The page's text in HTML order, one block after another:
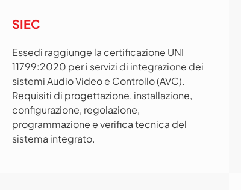
SIEC
Essedi raggiunge la certificazione UNI
11799:2020 per i servizi di integrazione dei
sistemi Audio Video e Controllo (AVC).
Requisiti di progettazione, installazione,
configurazione, regolazione,
programmazione e verifica tecnica del
sistema integrato.